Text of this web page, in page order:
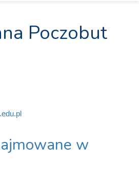
Poczobut
w